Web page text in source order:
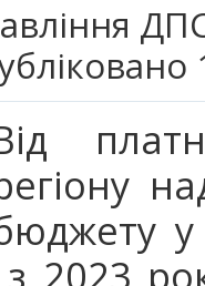
у
з 2023